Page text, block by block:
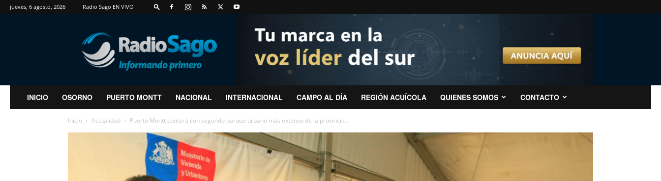
jueves, 6 agosto, 2026 Radio Sago EN VIVO
RadioSago
INICIO OSORNO PUERTO MONTT NACIONAL INTERNACIONAL CAMPO AL DÍA REGIÓN ACUÍCOLA QUIENES SOMOS CONTACTO
Inicio Actualidad Puerto Montt contará con segundo parque urbano más extenso de la provincia...